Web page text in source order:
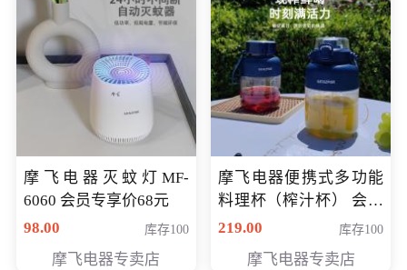
摩飞电器灭蚊灯MF-
6060 会员专享价68元
98.00
库存100
摩飞电器专卖店
摩飞电器便携式多功能
料理杯（榨汁杯） 会员
专享价118元
219.00 库存100
摩飞电器专卖店